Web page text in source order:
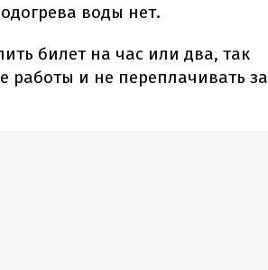
воды нет.
билет на час или два, так
работы и не переплачивать за